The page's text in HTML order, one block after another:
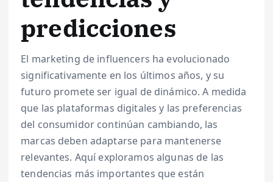
predicciones
El marketing de influencers ha evolucionado
significativamente en los últimos años, y su
futuro promete ser igual de dinámico. A medida
que las plataformas digitales y las preferencias
del consumidor continúan cambiando, las
marcas deben adaptarse para mantenerse
relevantes. Aquí exploramos algunas de las
tendencias más importantes que están